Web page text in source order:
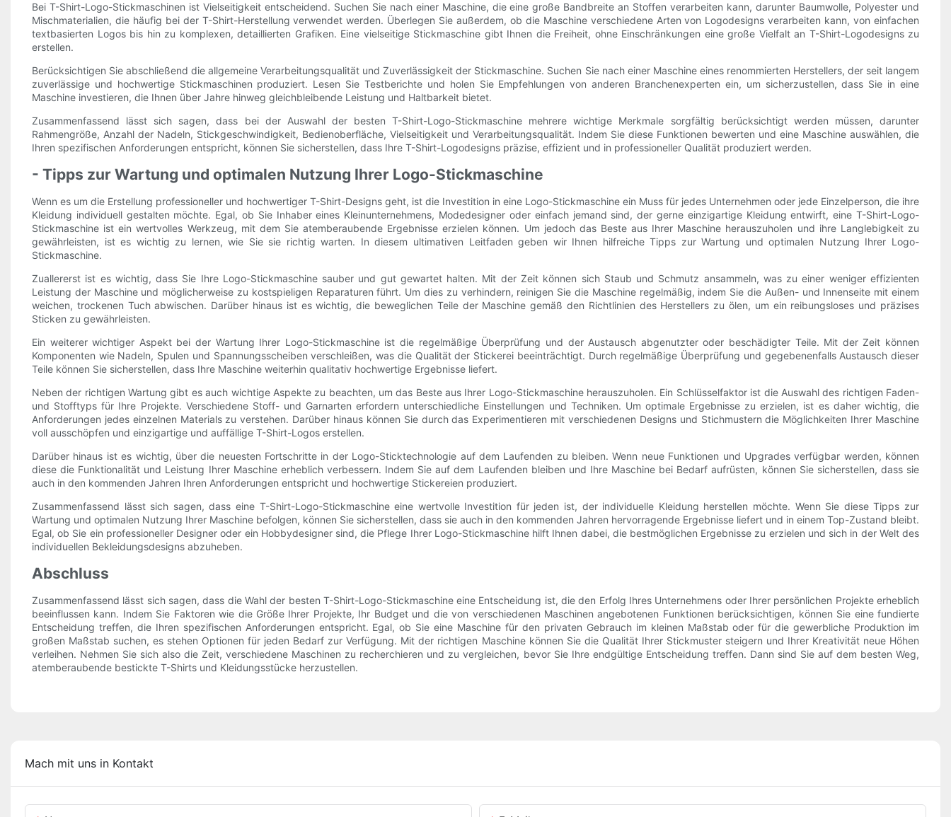
Bei T-Shirt-Logo-Stickmaschinen ist Vielseitigkeit entscheidend. Suchen Sie nach einer Maschine, die eine große Bandbreite an Stoffen verarbeiten kann, darunter Baumwolle, Polyester und
Mischmaterialien, die häufig bei der T-Shirt-Herstellung verwendet werden. Überlegen Sie außerdem, ob die Maschine verschiedene Arten von Logodesigns verarbeiten kann, von einfachen
textbasierten Logos bis hin zu komplexen, detaillierten Grafiken. Eine vielseitige Stickmaschine gibt Ihnen die Freiheit, ohne Einschränkungen eine große Vielfalt an T-Shirt-Logodesigns zu
erstellen.
Berücksichtigen Sie abschließend die allgemeine Verarbeitungsqualität und Zuverlässigkeit der Stickmaschine. Suchen Sie nach einer Maschine eines renommierten Herstellers, der seit langem
zuverlässige und hochwertige Stickmaschinen produziert. Lesen Sie Testberichte und holen Sie Empfehlungen von anderen Branchenexperten ein, um sicherzustellen, dass Sie in eine
Maschine investieren, die Ihnen über Jahre hinweg gleichbleibende Leistung und Haltbarkeit bietet.
Zusammenfassend lässt sich sagen, dass bei der Auswahl der besten T-Shirt-Logo-Stickmaschine mehrere wichtige Merkmale sorgfältig berücksichtigt werden müssen, darunter
Rahmengröße, Anzahl der Nadeln, Stickgeschwindigkeit, Bedienoberfläche, Vielseitigkeit und Verarbeitungsqualität. Indem Sie diese Funktionen bewerten und eine Maschine auswählen, die
Ihren spezifischen Anforderungen entspricht, können Sie sicherstellen, dass Ihre T-Shirt-Logodesigns präzise, effizient und in professioneller Qualität produziert werden.
- Tipps zur Wartung und optimalen Nutzung Ihrer Logo-Stickmaschine
Wenn es um die Erstellung professioneller und hochwertiger T-Shirt-Designs geht, ist die Investition in eine Logo-Stickmaschine ein Muss für jedes Unternehmen oder jede Einzelperson, die ihre
Kleidung individuell gestalten möchte. Egal, ob Sie Inhaber eines Kleinunternehmens, Modedesigner oder einfach jemand sind, der gerne einzigartige Kleidung entwirft, eine T-Shirt-Logo-
Stickmaschine ist ein wertvolles Werkzeug, mit dem Sie atemberaubende Ergebnisse erzielen können. Um jedoch das Beste aus Ihrer Maschine herauszuholen und ihre Langlebigkeit zu
gewährleisten, ist es wichtig zu lernen, wie Sie sie richtig warten. In diesem ultimativen Leitfaden geben wir Ihnen hilfreiche Tipps zur Wartung und optimalen Nutzung Ihrer Logo-
Stickmaschine.
Zuallererst ist es wichtig, dass Sie Ihre Logo-Stickmaschine sauber und gut gewartet halten. Mit der Zeit können sich Staub und Schmutz ansammeln, was zu einer weniger effizienten
Leistung der Maschine und möglicherweise zu kostspieligen Reparaturen führt. Um dies zu verhindern, reinigen Sie die Maschine regelmäßig, indem Sie die Außen- und Innenseite mit einem
weichen, trockenen Tuch abwischen. Darüber hinaus ist es wichtig, die beweglichen Teile der Maschine gemäß den Richtlinien des Herstellers zu ölen, um ein reibungsloses und präzises
Sticken zu gewährleisten.
Ein weiterer wichtiger Aspekt bei der Wartung Ihrer Logo-Stickmaschine ist die regelmäßige Überprüfung und der Austausch abgenutzter oder beschädigter Teile. Mit der Zeit können
Komponenten wie Nadeln, Spulen und Spannungsscheiben verschleißen, was die Qualität der Stickerei beeinträchtigt. Durch regelmäßige Überprüfung und gegebenenfalls Austausch dieser
Teile können Sie sicherstellen, dass Ihre Maschine weiterhin qualitativ hochwertige Ergebnisse liefert.
Neben der richtigen Wartung gibt es auch wichtige Aspekte zu beachten, um das Beste aus Ihrer Logo-Stickmaschine herauszuholen. Ein Schlüsselfaktor ist die Auswahl des richtigen Faden-
und Stofftyps für Ihre Projekte. Verschiedene Stoff- und Garnarten erfordern unterschiedliche Einstellungen und Techniken. Um optimale Ergebnisse zu erzielen, ist es daher wichtig, die
Anforderungen jedes einzelnen Materials zu verstehen. Darüber hinaus können Sie durch das Experimentieren mit verschiedenen Designs und Stichmustern die Möglichkeiten Ihrer Maschine
voll ausschöpfen und einzigartige und auffällige T-Shirt-Logos erstellen.
Darüber hinaus ist es wichtig, über die neuesten Fortschritte in der Logo-Sticktechnologie auf dem Laufenden zu bleiben. Wenn neue Funktionen und Upgrades verfügbar werden, können
diese die Funktionalität und Leistung Ihrer Maschine erheblich verbessern. Indem Sie auf dem Laufenden bleiben und Ihre Maschine bei Bedarf aufrüsten, können Sie sicherstellen, dass sie
auch in den kommenden Jahren Ihren Anforderungen entspricht und hochwertige Stickereien produziert.
Zusammenfassend lässt sich sagen, dass eine T-Shirt-Logo-Stickmaschine eine wertvolle Investition für jeden ist, der individuelle Kleidung herstellen möchte. Wenn Sie diese Tipps zur
Wartung und optimalen Nutzung Ihrer Maschine befolgen, können Sie sicherstellen, dass sie auch in den kommenden Jahren hervorragende Ergebnisse liefert und in einem Top-Zustand bleibt.
Egal, ob Sie ein professioneller Designer oder ein Hobbydesigner sind, die Pflege Ihrer Logo-Stickmaschine hilft Ihnen dabei, die bestmöglichen Ergebnisse zu erzielen und sich in der Welt des
individuellen Bekleidungsdesigns abzuheben.
Abschluss
Zusammenfassend lässt sich sagen, dass die Wahl der besten T-Shirt-Logo-Stickmaschine eine Entscheidung ist, die den Erfolg Ihres Unternehmens oder Ihrer persönlichen Projekte erheblich
beeinflussen kann. Indem Sie Faktoren wie die Größe Ihrer Projekte, Ihr Budget und die von verschiedenen Maschinen angebotenen Funktionen berücksichtigen, können Sie eine fundierte
Entscheidung treffen, die Ihren spezifischen Anforderungen entspricht. Egal, ob Sie eine Maschine für den privaten Gebrauch im kleinen Maßstab oder für die gewerbliche Produktion im
großen Maßstab suchen, es stehen Optionen für jeden Bedarf zur Verfügung. Mit der richtigen Maschine können Sie die Qualität Ihrer Stickmuster steigern und Ihrer Kreativität neue Höhen
verleihen. Nehmen Sie sich also die Zeit, verschiedene Maschinen zu recherchieren und zu vergleichen, bevor Sie Ihre endgültige Entscheidung treffen. Dann sind Sie auf dem besten Weg,
atemberaubende bestickte T-Shirts und Kleidungsstücke herzustellen.
Mach mit uns in Kontakt